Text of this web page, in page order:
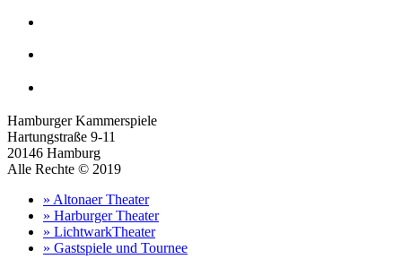
Hamburger Kammerspiele
Hartungstraße 9-11
20146 Hamburg
Alle Rechte © 2019
» Altonaer Theater
» Harburger Theater
» LichtwarkTheater
» Gastspiele und Tournee